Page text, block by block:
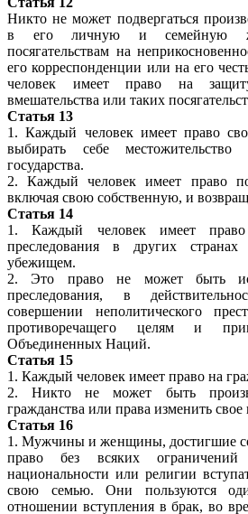
Никто не может подвергаться
в его личную и семейную
посягательствам на
его корреспонденции или на его
человек имеет право на
вмешательства или таких
Статья 13
1. Каждый человек имеет право
выбирать себе
государства.
2. Каждый человек имеет право
включая свою собственную, и
Статья 14
1. Каждый человек имеет
преследования в других
убежищем.
2. Это право не может быть
преследования, в
совершении неполитического
противоречащего целям и
Объединенных Наций.
Статья 15
1. Каждый человек имеет право на
2. Никто не может быть
гражданства или права изменить свое
Статья 16
1. Мужчины и женщины, достигшие
право без всяких
национальности или религии
свою семью. Они пользуются
отношении вступления в брак, во